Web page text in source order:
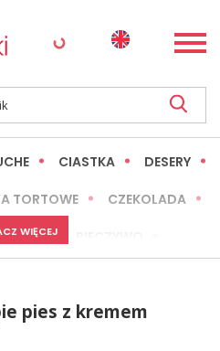
CIASTKA DESERY
TORTOWE CZEKOLADA
INNE
WIĘCEJ
pies z kremem